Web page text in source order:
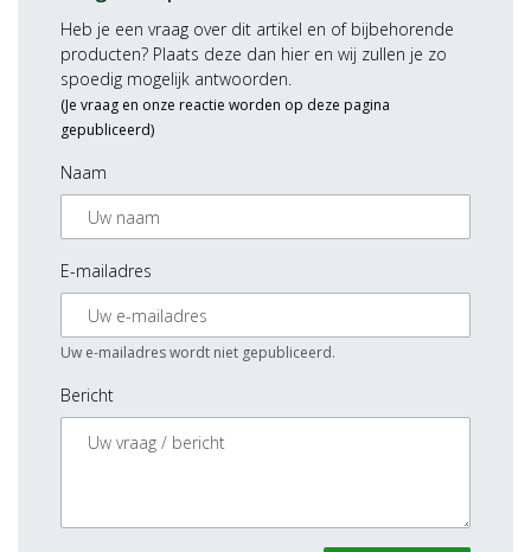
Heb je een vraag over dit artikel en of bijbehorende
producten? Plaats deze dan hier en wij zullen je zo
spoedig mogelijk antwoorden.
(Je vraag en onze reactie worden op deze pagina
gepubliceerd)
Naam
E-mailadres
Uw e-mailadres wordt niet gepubliceerd.
Bericht